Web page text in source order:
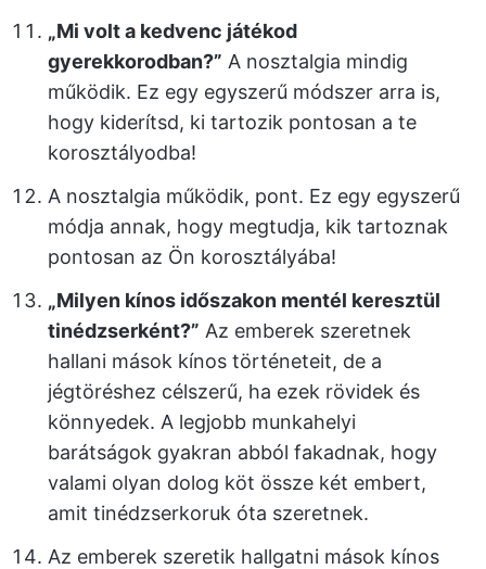
„Mi volt a kedvenc játékod
gyerekkorodban?” A nosztalgia mindig
működik. Ez egy egyszerű módszer arra is,
hogy kiderítsd, ki tartozik pontosan a te
korosztályodba!
A nosztalgia működik, pont. Ez egy egyszerű
módja annak, hogy megtudja, kik tartoznak
pontosan az Ön korosztályába!
„Milyen kínos időszakon mentél keresztül
tinédzserként?” Az emberek szeretnek
hallani mások kínos történeteit, de a
jégtöréshez célszerű, ha ezek rövidek és
könnyedek. A legjobb munkahelyi
barátságok gyakran abból fakadnak, hogy
valami olyan dolog köt össze két embert,
amit tinédzserkoruk óta szeretnek.
Az emberek szeretik hallgatni mások kínos